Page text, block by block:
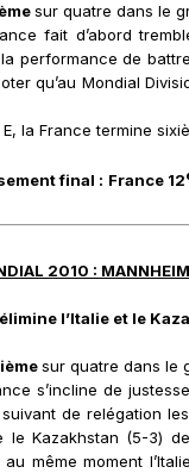
sur quatre dans le
fait d’abord
performance de
qu’au Mondial
la France termine
final : France 12
2010 : MANNHEIM
l’Italie et le
sur quatre dans le
s’incline de
de relégation
le Kazakhstan (5-3)
même moment